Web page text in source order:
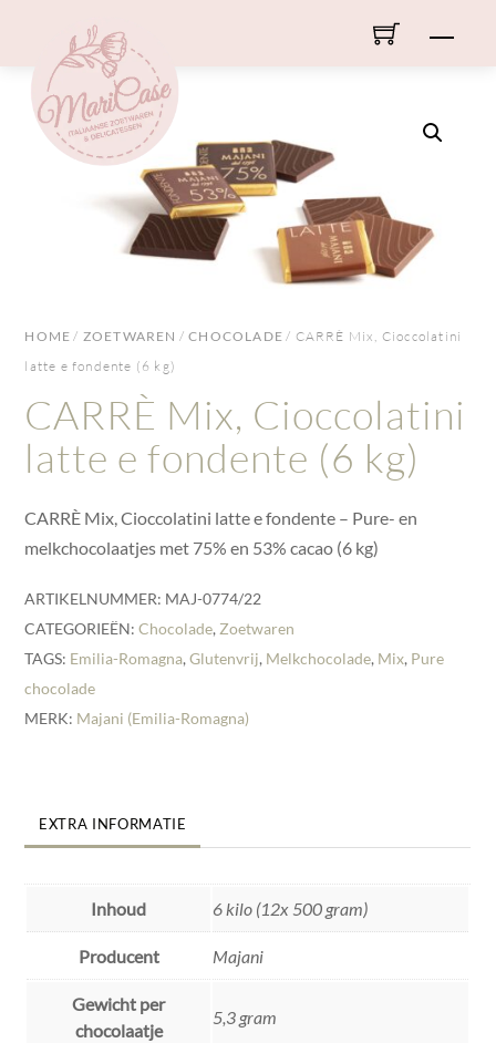
content
HOME / ZOETWAREN /CHOCOLADE / CARRÈ Mix, Cioccolatini
latte e fondente (6 kg)
CARRÈ Mix, Cioccolatini
latte e fondente (6 kg)
CARRÈ Mix, Cioccolatini latte e fondente – Pure- en
melkchocolaatjes met 75% en 53% cacao (6 kg)
ARTIKELNUMMER: MAJ-0774/22
CATEGORIEËN:Chocolade, Zoetwaren
TAGS: Emilia-Romagna,Glutenvrij, Melkchocolade, Mix, Pure
chocolade
MERK: Majani (Emilia-Romagna)
EXTRA INFORMATIE
Inhoud 6 kilo (12x 500 gram)
Producent Majani
Gewicht per
chocolaatje
5,3 gram